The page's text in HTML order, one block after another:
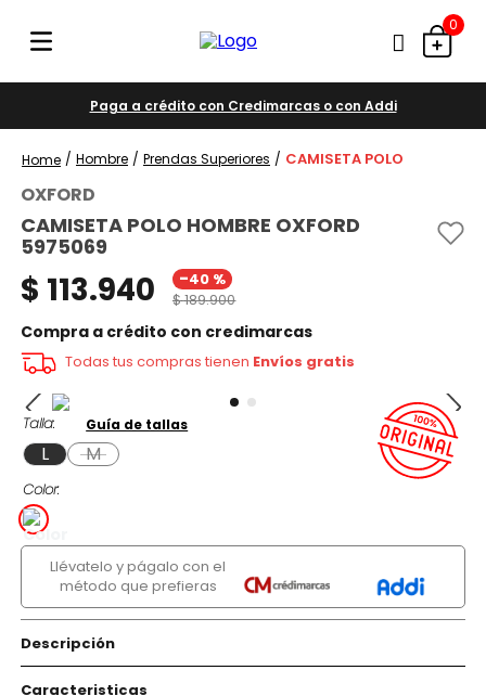
0
Paga a crédito con Credimarcas o con Addi
Hombre Prendas Superiores CAMISETA POLO
OXFORD
CAMISETA POLO HOMBRE OXFORD
5975069
$ 113.940 -40 %
$189.900
Compra a crédito con credimarcas
Todas tus compras tienen Envíos gratis
Talla
L M
Color
Guía de tallas
Llévatelo y págalo con el
método que prefieras
Descripción
Caracteristicas